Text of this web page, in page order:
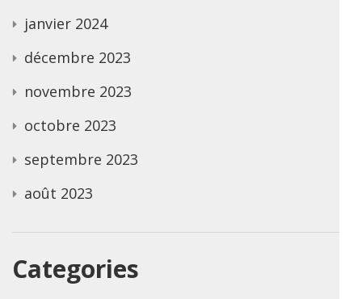
janvier 2024
décembre 2023
novembre 2023
octobre 2023
septembre 2023
août 2023
Categories